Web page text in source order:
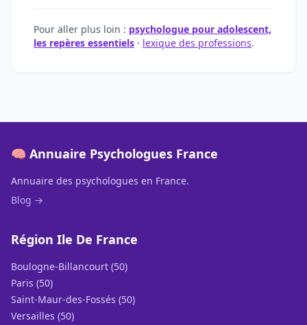
Pour aller plus loin : psychologue pour adolescent,
les repères essentiels · lexique des professions.
🧠 Annuaire Psychologues France
Annuaire des psychologues en France.
Blog →
Région Ile De France
Boulogne-Billancourt (50)
Paris (50)
Saint-Maur-des-Fossés (50)
Versailles (50)